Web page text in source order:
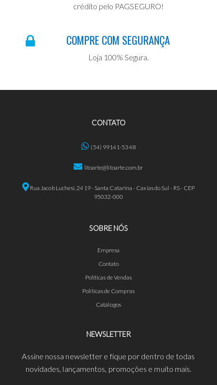
crédito pelo PAGSEGURO!
COMPRE COM SEGURANÇA
Loja 100% Segura.
CONTATO
(54) 99141-5348
litoarte@litoarte.com.br
Rua Jacob Luchesi, 2419 - Santa Catarina - Caxias do Sul - RS - CEP
95032-000
SOBRE NÓS
Empresa
Contato
Políticas de Vendas
Políticas de Compras
Catálogos
NEWSLETTER
Assine nossa newsletter e fique por dentro de todas
novidades, lançamentos, promoções e muito mais.